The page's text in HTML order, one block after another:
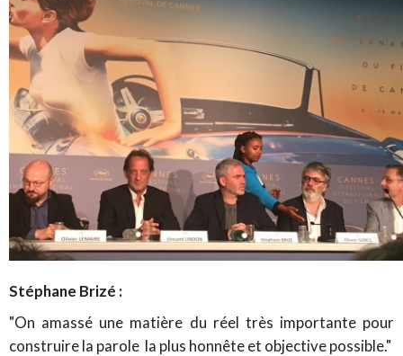
Stéphane Brizé :
"On amassé une matière du réel très importante pour
construire la parole la plus honnête et objective possible."